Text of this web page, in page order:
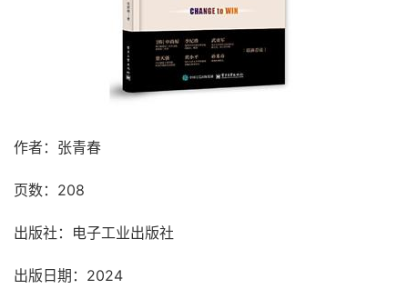
作者：张青春
页数：208
出版社：电子工业出版社
出版日期：2024